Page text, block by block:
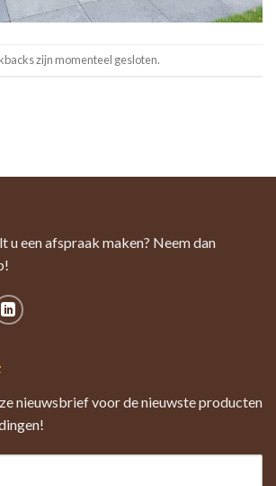
zijn momenteel gesloten.
u een afspraak maken? Neem dan
nieuwsbrief voor de nieuwste producten